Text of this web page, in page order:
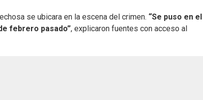
se ubicara en la escena del crimen. “Se puso en el
febrero pasado”, explicaron fuentes con acceso al